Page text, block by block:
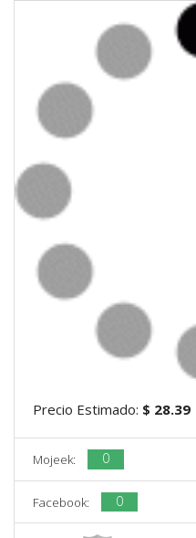
Precio Estimado: $ 28.39
Mojeek: 0
Facebook: 0